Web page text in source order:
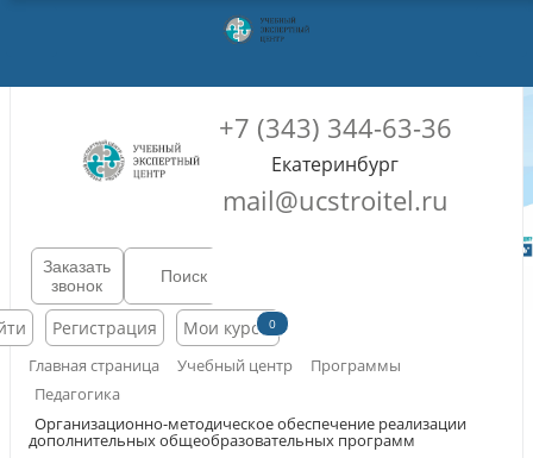
+7 (343) 344-63-36
Екатеринбург
mail@ucstroitel.ru
Заказать
звонок
Регистрация Мои курсы0
Главная страница Учебный центр
Программы
Педагогика
Организационно-методическое обеспечение реализации
дополнительных общеобразовательных программ